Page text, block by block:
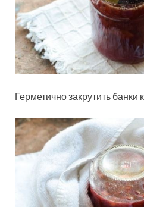
Герметично закрутить